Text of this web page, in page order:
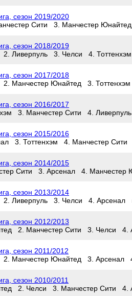
сезон 2019/2020
Сити 3. Манчестер
сезон 2018/2019
2. Ливерпуль 3. Челси 4.
сезон 2017/2018
2. Манчестер Юнайтед 3.
сезон 2016/2017
3. Манчестер Сити 4.
сезон 2015/2016
3. Тоттенхэм 4. Манчестер
сезон 2014/2015
Сити 3. Арсенал 4. Манчестер
сезон 2013/2014
2. Ливерпуль 3. Челси 4. Арсенал
сезон 2012/2013
2. Манчестер Сити 3. Челси 4.
сезон 2011/2012
2. Манчестер Юнайтед 3. Арсенал
сезон 2010/2011
2. Челси 3. Манчестер Сити 4.